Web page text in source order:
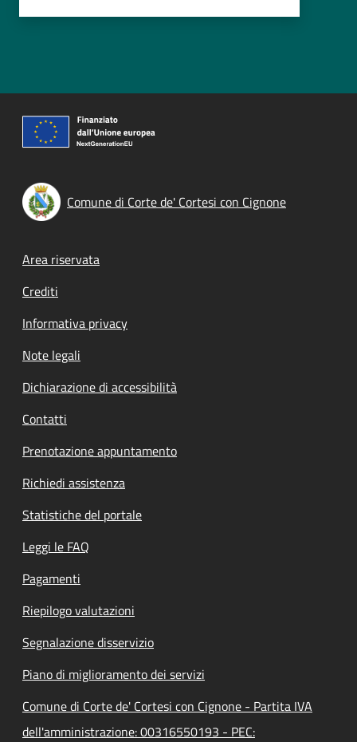
Comune di Corte de' Cortesi con Cignone
Footer menu
Area riservata
Crediti
Informativa privacy
Note legali
Dichiarazione di accessibilità
Contatti
Prenotazione appuntamento
Richiedi assistenza
Statistiche del portale
Leggi le FAQ
Pagamenti
Riepilogo valutazioni
Segnalazione disservizio
Piano di miglioramento dei servizi
Comune di Corte de' Cortesi con Cignone - Partita IVA
dell'amministrazione: 00316550193 - PEC: